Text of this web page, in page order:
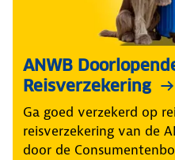
ANWB
Reisverzekering
Ga goed verzekerd op
reisverzekering van de
door de